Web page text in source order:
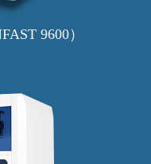
9600）